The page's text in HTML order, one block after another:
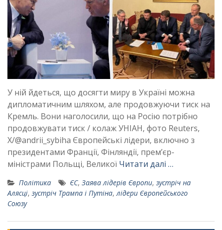
У ній йдеться, що досягти миру в Україні можна
дипломатичним шляхом, але продовжуючи тиск на
Кремль. Вони наголосили, що на Росію потрібно
продовжувати тиск / колаж УНІАН, фото Reuters,
X/@andrii_sybiha Європейські лідери, включно з
президентами Франції, Фінляндії, прем’єр-
міністрами Польщі, Великої Читати далі …
Політика ЄС, Заява лідерів Європи, зустріч на
Алясці, зустріч Трампа і Путіна, лідери Європейського
Союзу